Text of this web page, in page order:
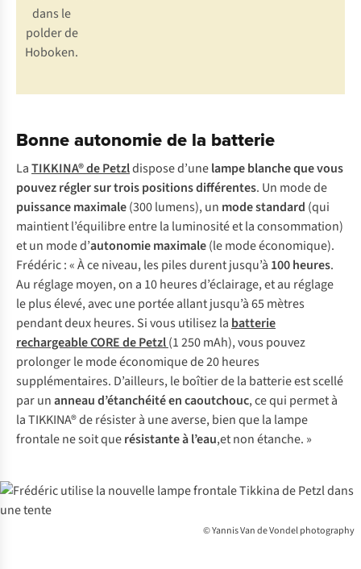
dans le
polder de
Hoboken.
Bonne autonomie de la batterie
LaTIKKINA® de Petzldispose d’unelampe blanche que vous
pouvez régler sur trois positions différentes. Un mode de
puissance maximale(300 lumens), un mode standard (qui
maintient l’équilibre entre la luminosité et la consommation)
et un mode d’autonomie maximale(le mode économique).
Frédéric : « À ce niveau, les piles durent jusqu’à 100 heures.
Au réglage moyen, on a 10 heures d’éclairage, et au réglage
le plus élevé, avec une portée allant jusqu’à 65 mètres
pendant deux heures. Si vous utilisez la batterie
rechargeable CORE de Petzl(1 250 mAh), vous pouvez
prolonger le mode économique de 20 heures
supplémentaires. D’ailleurs, le boîtier de la batterie est scellé
par unanneau d’étanchéité en caoutchouc, ce qui permet à
la TIKKINA® de résister à une averse, bien que la lampe
frontale ne soit querésistante à l’eau,et non étanche. »
© Yannis Van de Vondel photography